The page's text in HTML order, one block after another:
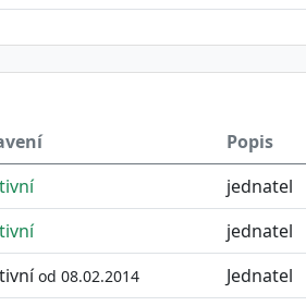
Popis
jednatel
jednatel
od 08.02.2014 Jednatel